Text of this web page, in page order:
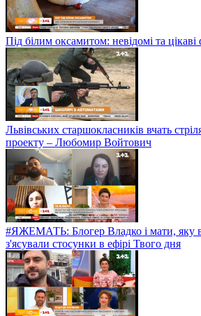
Під білим оксамитом: невідомі та
Львівських старшокласників вчать
проекту – Любомир Войтович
#ЯЖЕМАТЬ: Блогер Владко і мати, яку
з'ясували стосунки в ефірі Твого дня